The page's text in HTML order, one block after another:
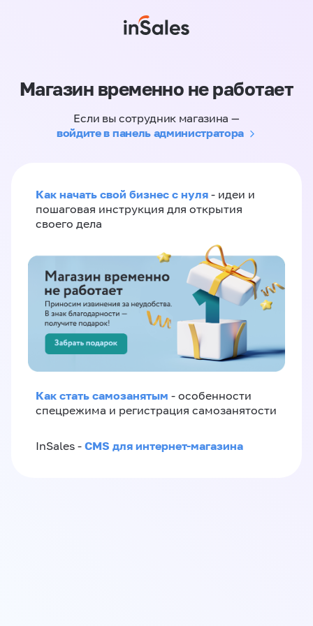
Магазин временно не работает
Если вы сотрудник магазина —
войдите в панель администратора
Как начать свой бизнес с нуля - идеи и
пошаговая инструкция для открытия
своего дела
Как стать самозанятым - особенности
спецрежима и регистрация самозанятости
InSales - CMS для интернет-магазина